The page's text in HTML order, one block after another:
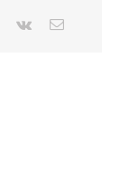
Pinterest
Vk
E-